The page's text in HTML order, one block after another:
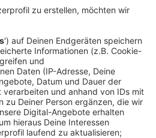
und gegen einen Baum
zerstörten Wagen
- sie sind zwischen 15
hat sie mit Hilfe eines
Drohne gefunden. Wer
an das Auto gekommen